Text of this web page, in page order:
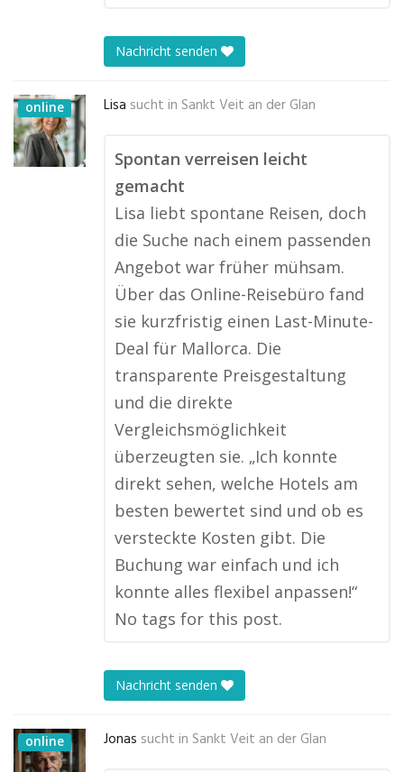
Nachricht senden
online Lisa sucht in Sankt Veit an der Glan
Spontan verreisen leicht
gemacht
Lisa liebt spontane Reisen, doch
die Suche nach einem passenden
Angebot war früher mühsam.
Über das Online-Reisebüro fand
sie kurzfristig einen Last-Minute-
Deal für Mallorca. Die
transparente Preisgestaltung
und die direkte
Vergleichsmöglichkeit
überzeugten sie. „Ich konnte
direkt sehen, welche Hotels am
besten bewertet sind und ob es
versteckte Kosten gibt. Die
Buchung war einfach und ich
konnte alles flexibel anpassen!“
No tags for this post.
Nachricht senden
online Jonas sucht in Sankt Veit an der Glan